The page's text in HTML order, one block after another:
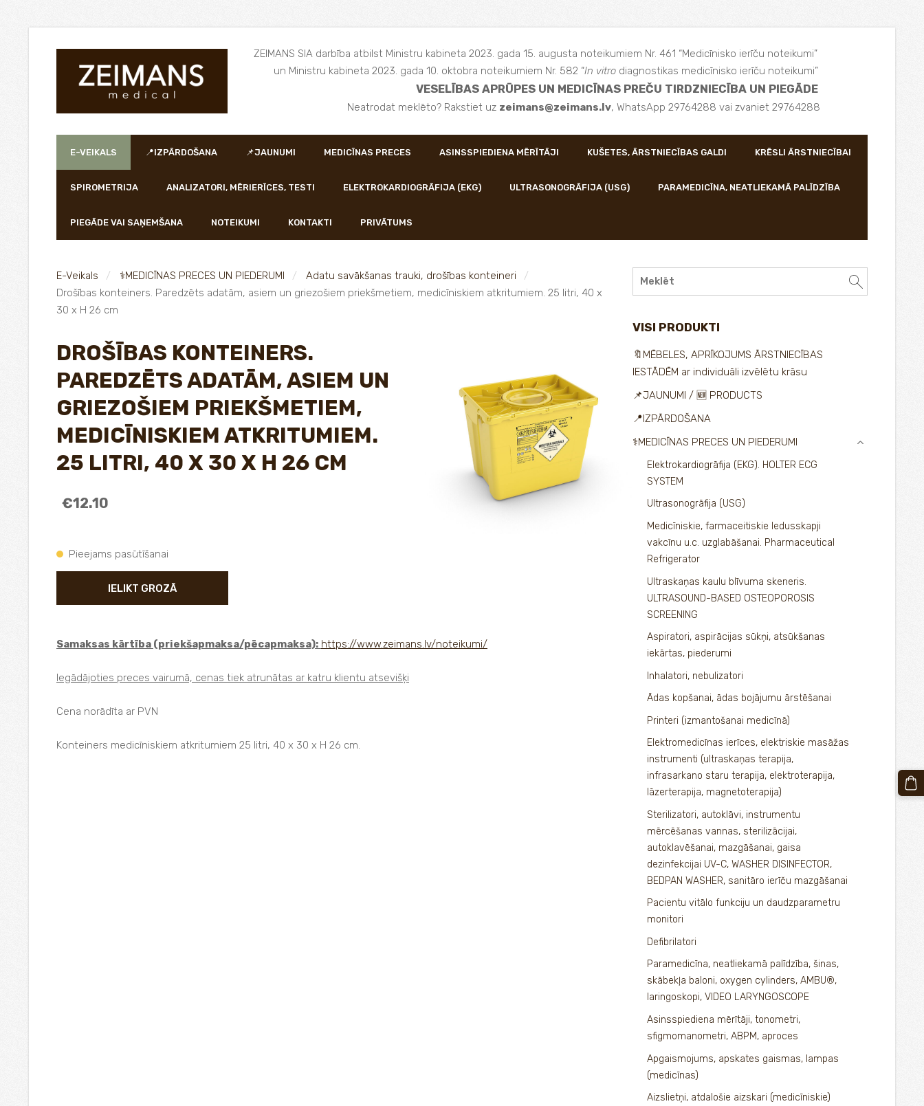
ZEIMANS SIA darbība atbilst Ministru kabineta 2023. gada 15. augusta noteikumiem Nr. 461 “Medicīnisko ierīču noteikumi”
un Ministru kabineta 2023. gada 10. oktobra noteikumiem Nr. 582 “In vitrodiagnostikas medicīnisko ierīču noteikumi”
VESELĪBAS APRŪPES UN MEDICĪNAS PREČU TIRDZNIECĪBA UN PIEGĀDE
Neatrodat meklēto? Rakstiet uz zeimans@zeimans.lv, WhatsApp 29764288 vai zvaniet 29764288
E-VEIKALS 📍IZPĀRDOŠANA 📌JAUNUMI MEDICĪNAS PRECES ASINSSPIEDIENA MĒRĪTĀJI KUŠETES, ĀRSTNIECĪBAS GALDI KRĒSLI ĀRSTNIECĪBAI
SPIROMETRIJA ANALIZATORI, MĒRIERĪCES, TESTI ELEKTROKARDIOGRĀFIJA (EKG) ULTRASONOGRĀFIJA (USG) PARAMEDICĪNA, NEATLIEKAMĀ PALĪDZĪBA
PIEGĀDE VAI SAŅEMŠANA NOTEIKUMI KONTAKTI PRIVĀTUMS
VISI PRODUKTI
🔖MĒBELES, APRĪKOJUMS ĀRSTNIECĪBAS
IESTĀDĒM ar individuāli izvēlētu krāsu
📌JAUNUMI / 🆕 PRODUCTS
📍IZPĀRDOŠANA
⚕️MEDICĪNAS PRECES UN PIEDERUMI
Elektrokardiogrāfija (EKG). HOLTER ECG
SYSTEM
Ultrasonogrāfija (USG)
Medicīniskie, farmaceitiskie ledusskapji
vakcīnu u.c. uzglabāšanai. Pharmaceutical
Refrigerator
Ultraskaņas kaulu blīvuma skeneris.
ULTRASOUND-BASED OSTEOPOROSIS
SCREENING
Aspiratori, aspirācijas sūkņi, atsūkšanas
iekārtas, piederumi
Inhalatori, nebulizatori
Ādas kopšanai, ādas bojājumu ārstēšanai
Printeri (izmantošanai medicīnā)
Elektromedicīnas ierīces, elektriskie masāžas
instrumenti (ultraskaņas terapija,
infrasarkano staru terapija, elektroterapija,
lāzerterapija, magnetoterapija)
Sterilizatori, autoklāvi, instrumentu
mērcēšanas vannas, sterilizācijai,
autoklavēšanai, mazgāšanai, gaisa
dezinfekcijai UV-C, WASHER DISINFECTOR,
BEDPAN WASHER, sanitāro ierīču mazgāšanai
Pacientu vitālo funkciju un daudzparametru
monitori
Defibrilatori
Paramedicīna, neatliekamā palīdzība, šinas,
skābekļa baloni, oxygen cylinders, AMBU®,
laringoskopi, VIDEO LARYNGOSCOPE
Asinsspiediena mērītāji, tonometri,
sfigmomanometri, ABPM, aproces
Apgaismojums, apskates gaismas, lampas
(medicīnas)
Aizslietņi, atdalošie aizskari (medicīniskie)
›
E-Veikals ⚕️MEDICĪNAS PRECES UN PIEDERUMI
Adatu savākšanas trauki, drošības konteineri
Drošības konteiners. Paredzēts adatām, asiem un griezošiem priekšmetiem, medicīniskiem atkritumiem. 25 litri, 40 x
30 x H 26 cm
DROŠĪBAS KONTEINERS.
PAREDZĒTS ADATĀM, ASIEM UN
GRIEZOŠIEM PRIEKŠMETIEM,
MEDICĪNISKIEM ATKRITUMIEM.
25 LITRI, 40 X 30 X H 26 CM
€12.10
Pieejams pasūtīšanai
IELIKT GROZĀ
Samaksas kārtība (priekšapmaksa/pēcapmaksa): https://www.zeimans.lv/noteikumi/
Iegādājoties preces vairumā, cenas tiek atrunātas ar katru klientu atsevišķi
Cena norādīta ar PVN
Konteiners medicīniskiem atkritumiem 25 litri, 40 x 30 x H 26 cm.